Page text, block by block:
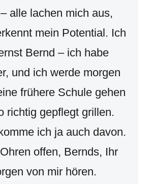
alle lachen mich aus,
mein Potential. Ich
Bernd – ich habe
und ich werde morgen
frühere Schule gehen
richtig gepflegt grillen.
ich ja auch davon.
offen, Bernds, Ihr
von mir hören.